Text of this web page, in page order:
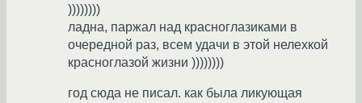
))))))))
ладна, паржал над красноглазиками в
очередной раз, всем удачи в этой нелехкой
красноглазой жизни ))))))))
год сюда не писал. как была ликующая